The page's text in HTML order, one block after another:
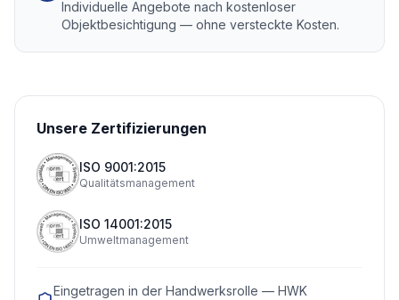
Individuelle Angebote nach kostenloser
Objektbesichtigung — ohne versteckte Kosten.
Unsere Zertifizierungen
ISO 9001:2015
Qualitätsmanagement
ISO 14001:2015
Umweltmanagement
Eingetragen in der Handwerksrolle — HWK